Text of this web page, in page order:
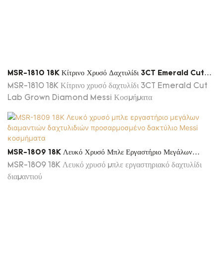
MSR-1810 18K Κίτρινο Χρυσό Δαχτυλίδι 3CT Emerald Cut
Lab Grown Diamond Messi Κοσμήματα
MSR-1810 18K Κίτρινο χρυσό δαχτυλίδι 3CT Emerald Cut
Lab Grown Diamond Messi Κοσμήματα
MSR-1809 18K Λευκό Χρυσό Μπλε Εργαστήριο Μεγάλων
Διαμαντιών Δαχτυλιδιών Προσαρμοσμένο Δακτύλιο Messi
Κοσμήματα
MSR-1809 18K Λευκό χρυσό μπλε εργαστηριακό δαχτυλίδι
διαμαντιού